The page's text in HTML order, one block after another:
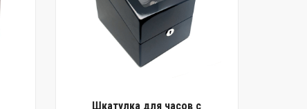
Шкатулка для часов с